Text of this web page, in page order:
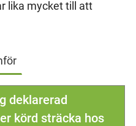
lika mycket till att
deklarerad
körd sträcka hos